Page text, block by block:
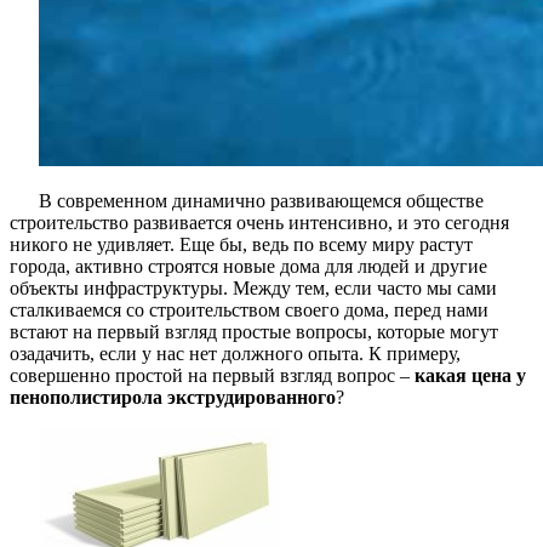
В современном динамично развивающемся обществе
строительство развивается очень интенсивно, и это сегодня
никого не удивляет. Еще бы, ведь по всему миру растут
города, активно строятся новые дома для людей и другие
объекты инфраструктуры. Между тем, если часто мы сами
сталкиваемся со строительством своего дома, перед нами
встают на первый взгляд простые вопросы, которые могут
озадачить, если у нас нет должного опыта. К примеру,
совершенно простой на первый взгляд вопрос – какая цена у
пенополистирола экструдированного?